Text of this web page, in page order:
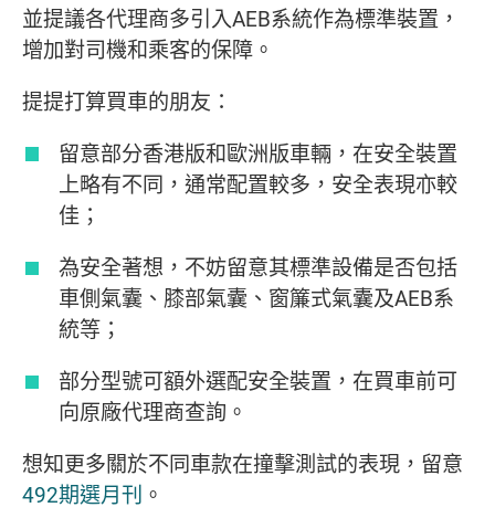
並提議各代理商多引入AEB系統作為標準裝置，
增加對司機和乘客的保障。
提提打算買車的朋友：
留意部分香港版和歐洲版車輛，在安全裝置
上略有不同，通常配置較多，安全表現亦較
佳；
為安全著想，不妨留意其標準設備是否包括
車側氣囊、膝部氣囊、窗簾式氣囊及AEB系
統等；
部分型號可額外選配安全裝置，在買車前可
向原廠代理商查詢。
想知更多關於不同車款在撞擊測試的表現，留意
492期選月刊 。